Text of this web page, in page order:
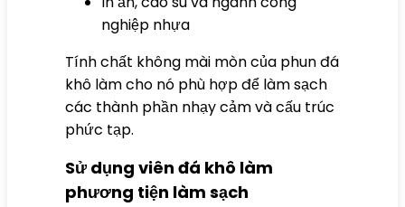
nghiệp nhựa
Tính chất không mài mòn của phun đá
khô làm cho nó phù hợp để làm sạch
các thành phần nhạy cảm và cấu trúc
phức tạp.
Sử dụng viên đá khô làm
phương tiện làm sạch